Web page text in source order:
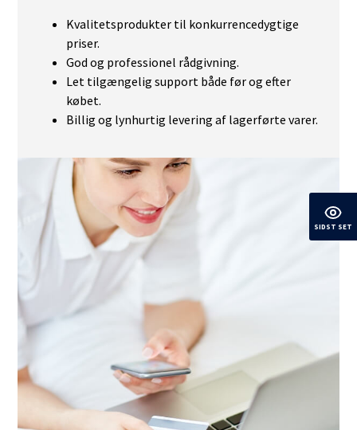
Kvalitetsprodukter til konkurrencedygtige
priser.
God og professionel rådgivning.
Let tilgængelig support både før og efter
købet.
Billig og lynhurtig levering af lagerførte varer.
SIDST SET